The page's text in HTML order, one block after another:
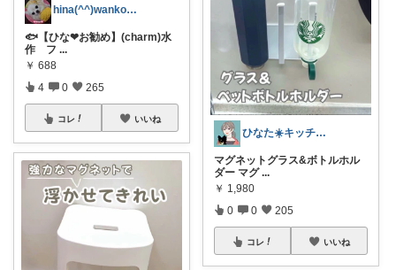
hina(^^)wanko❤🤗🤭🥰
🐟️【ひな❤お勧め】(charm)水
作 フ ...
￥ 688
4 0 265
コレ いいね
ひなた☀️キッチン✿暮らし✿美容
マグネットグラス&ボトルホル
ダー マグ ...
￥ 1,980
0 0 205
コレ いいね